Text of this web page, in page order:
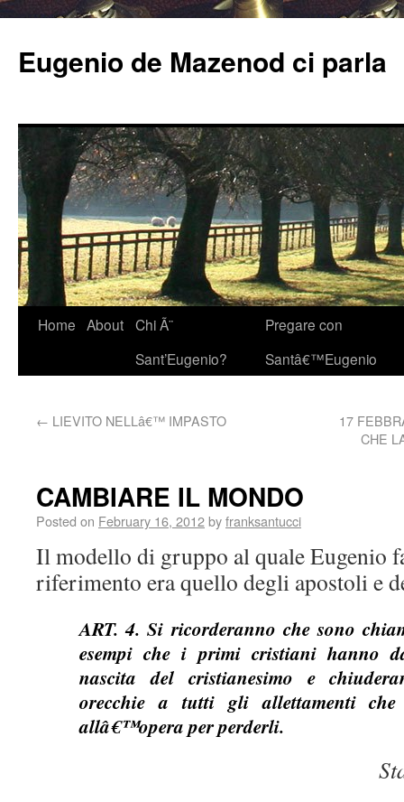
Eugenio de Mazenod ci parla
Home About Chi Ã¨
Sant’Eugenio?
Pregare con
Santâ€™Eugenio
← LIEVITO NELLâ€™ IMPASTO
17
CHE
CAMBIARE IL MONDO
Posted on February 16, 2012byfranksantucci
Il modello di gruppo al quale Eugenio
riferimento era quello degli apostoli e
ART. 4. Si ricorderanno che sono
esempi che i primi cristiani hanno
nascita del cristianesimo e
orecchie a tutti gli allettamenti
allâ€™opera per perderli.